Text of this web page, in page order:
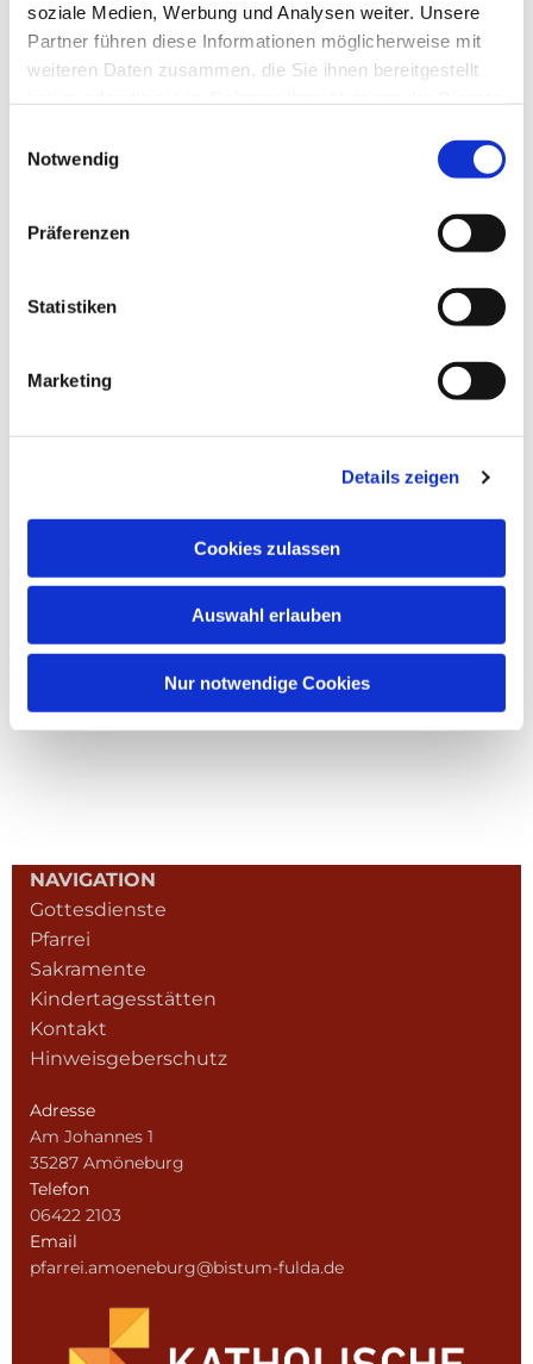
soziale Medien, Werbung und Analysen weiter. Unsere
Partner führen diese Informationen möglicherweise mit
weiteren Daten zusammen, die Sie ihnen bereitgestellt
Notwendig
Präferenzen
Statistiken
Marketing
Details zeigen
Cookies zulassen
Auswahl erlauben
Nur notwendige Cookies
Dies könnte Sie auch
NAVIGATION
Gottesdienste
Pfarrei
Sakramente
Kindertagesstätten
Kontakt
Hinweisgeberschutz
Adresse
Am Johannes 1
35287 Amöneburg
Telefon
06422 2103
Email
pfarrei.amoeneburg@bistum-fulda.de